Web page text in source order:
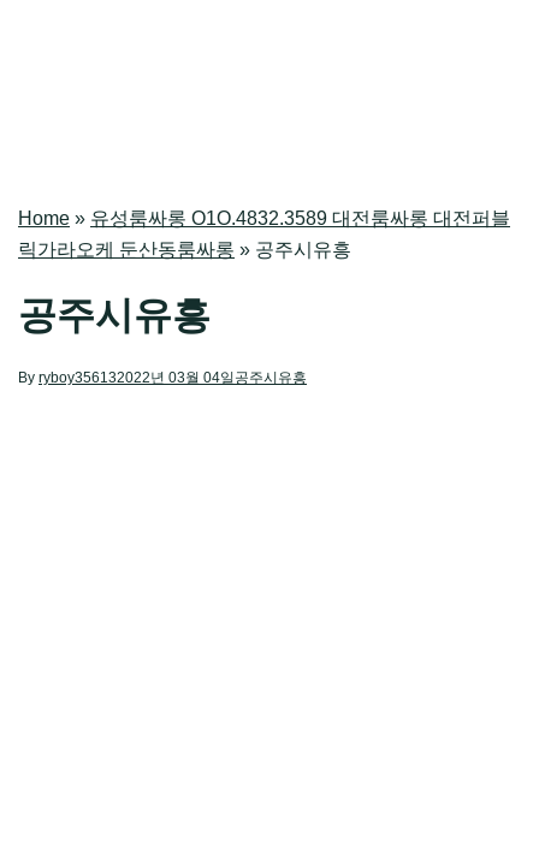
Home » 유성룸싸롱 O1O.4832.3589 대전룸싸롱 대전퍼블
릭가라오케 둔산동룸싸롱 » 공주시유흥
공주시유흥
By ryboy356132022년 03월 04일 공주시유흥